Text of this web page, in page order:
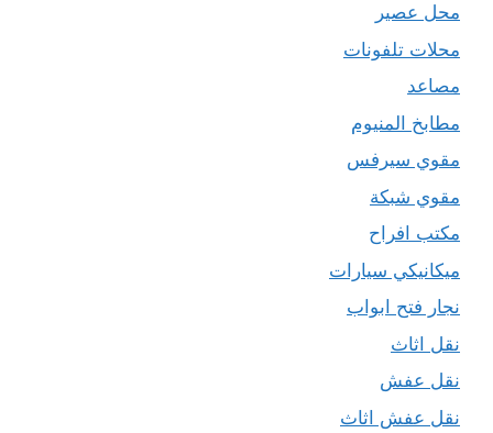
محل عصير
محلات تلفونات
مصاعد
مطابخ المنيوم
مقوي سيرفس
مقوي شبكة
مكتب افراح
ميكانيكي سيارات
نجار فتح ابواب
نقل اثاث
نقل عفش
نقل عفش اثاث